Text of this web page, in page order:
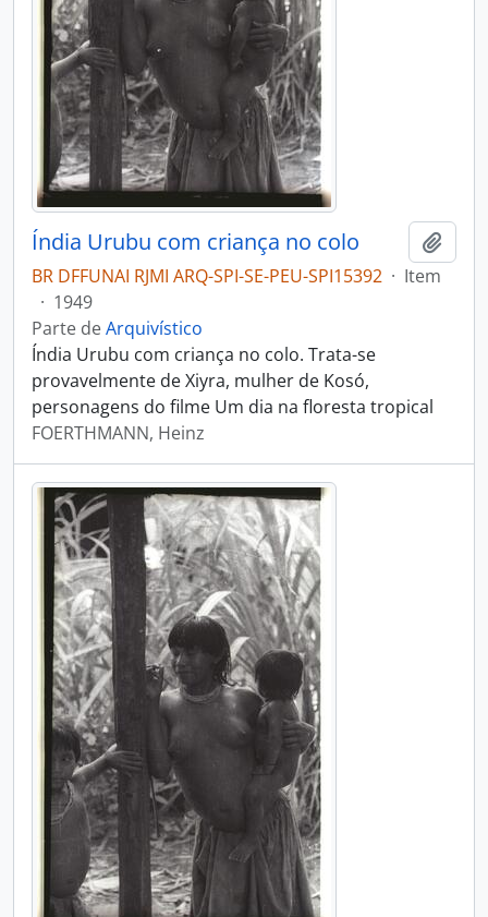
Índia Urubu com criança no colo
BR DFFUNAI RJMI ARQ-SPI-SE-PEU-SPI15392 · Item
· 1949
Parte deArquivístico
Índia Urubu com criança no colo. Trata-se
provavelmente de Xiyra, mulher de Kosó,
personagens do filme Um dia na floresta tropical
FOERTHMANN, Heinz